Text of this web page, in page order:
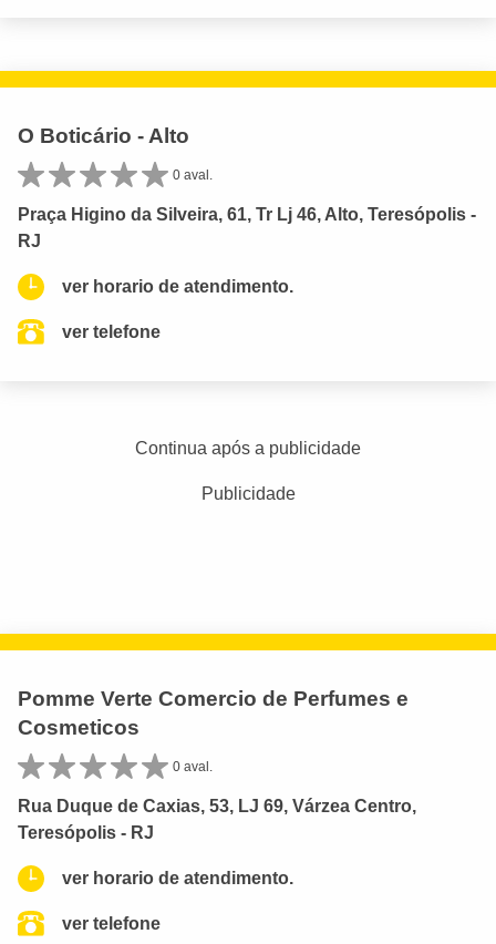
O Boticário - Alto
0 aval.
Praça Higino da Silveira, 61, Tr Lj 46, Alto, Teresópolis -
RJ
ver horario de atendimento.
ver telefone
Continua após a publicidade
Publicidade
Pomme Verte Comercio de Perfumes e
Cosmeticos
0 aval.
Rua Duque de Caxias, 53, LJ 69, Várzea Centro,
Teresópolis - RJ
ver horario de atendimento.
ver telefone